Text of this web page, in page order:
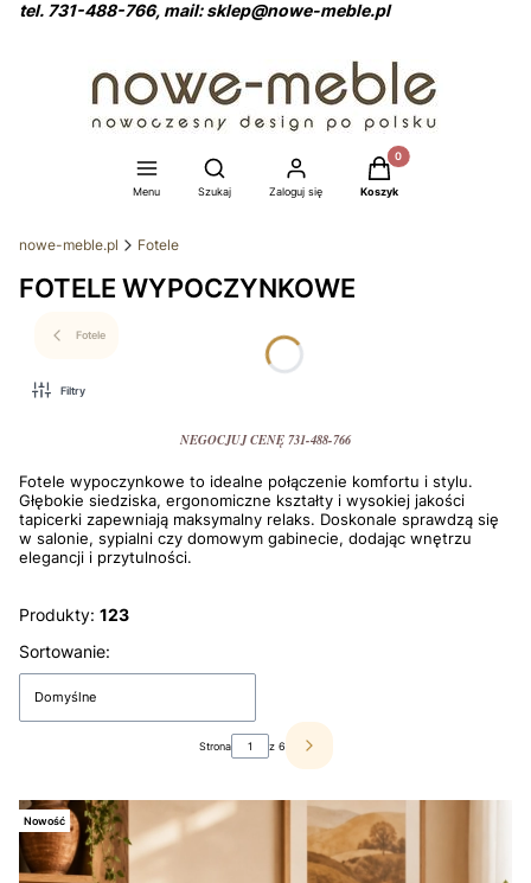
tel. 731-488-766, mail: sklep@nowe-meble.pl
Menu
Otwórz wyszukiwarkę
Szukaj Zaloguj się
Produkty w koszyku:
Koszyk
nowe-meble.pl Fotele
FOTELE WYPOCZYNKOWE
Fotele
Filtry
NEGOCJUJ CENĘ 731-488-766
Fotele wypoczynkowe to idealne połączenie komfortu i stylu.
Głębokie siedziska, ergonomiczne kształty i wysokiej jakości
tapicerki zapewniają maksymalny relaks. Doskonale sprawdzą się
w salonie, sypialni czy domowym gabinecie, dodając wnętrzu
elegancji i przytulności.
Produkty: 123
Lista produktów
Sortowanie:
Domyślne
Strona z 6
Następne produkty
Nowość